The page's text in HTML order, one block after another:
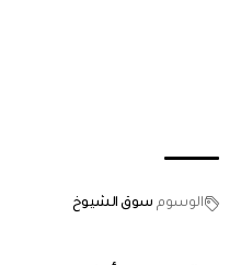
الوسوم سوق الشيوخ